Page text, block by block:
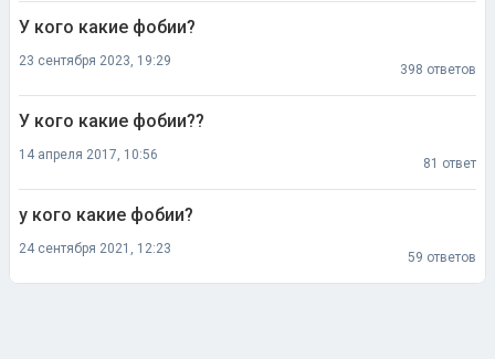
У кого какие фобии?
23 сентября 2023, 19:29
398 ответов
У кого какие фобии??
14 апреля 2017, 10:56
81 ответ
у кого какие фобии?
24 сентября 2021, 12:23
59 ответов